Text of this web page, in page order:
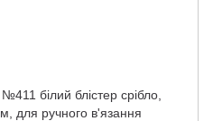
білий блістер срібло,
для ручного в'язання